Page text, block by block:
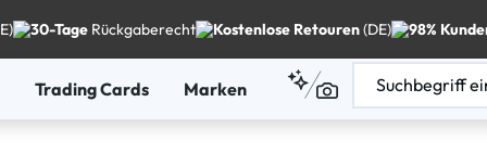
30-Tage Rückgaberecht Kostenlose Retouren(DE) 98%
Trading Cards Marken